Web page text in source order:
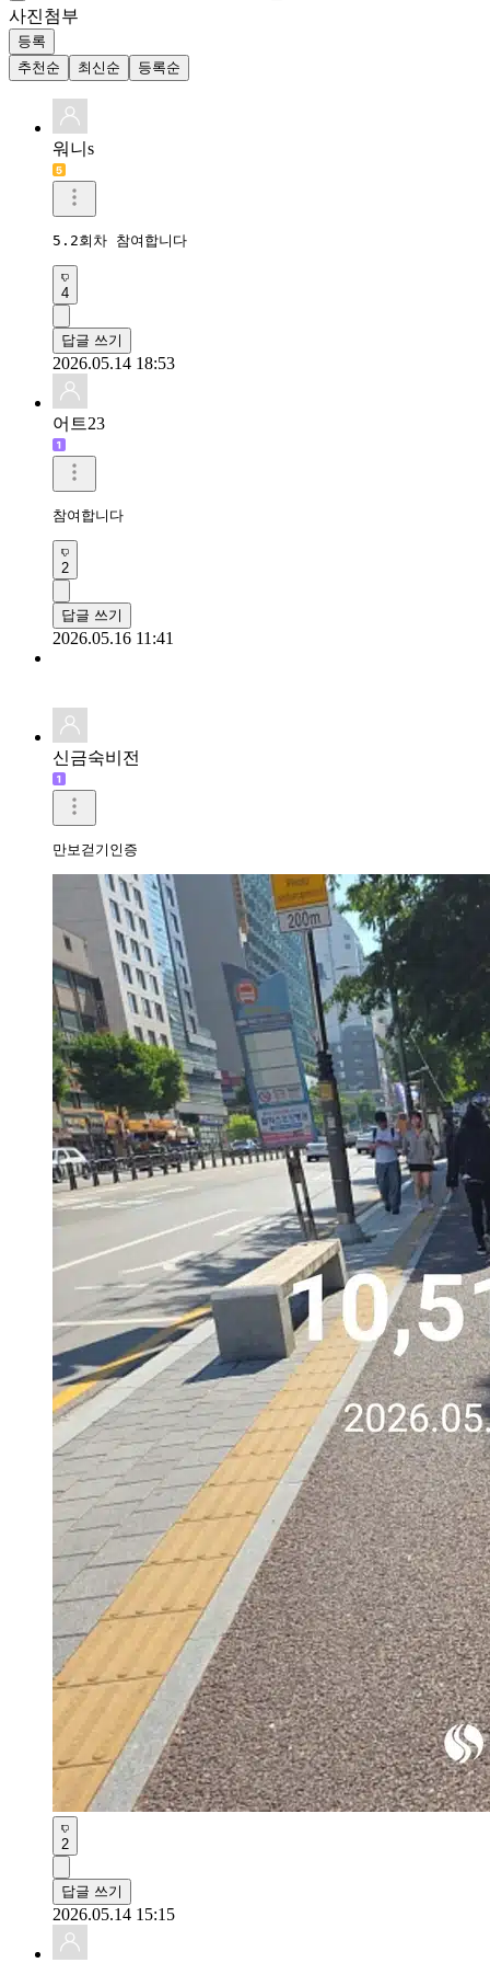
사진첨부
등록
추천순
최신순 등록순
워니s
5.2회차 참여합니다
4
답글 쓰기
2026.05.14 18:53
어트23
참여합니다
2
답글 쓰기
2026.05.16 11:41
신금숙비전
만보걷기인증
2
답글 쓰기
2026.05.14 15:15